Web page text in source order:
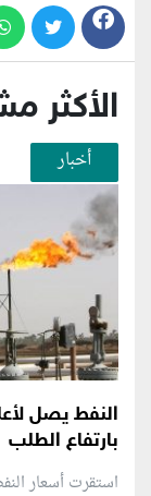
الأكثر
أخبار
النفط يصل
بارتفاع الطلب
استقرت أسعار